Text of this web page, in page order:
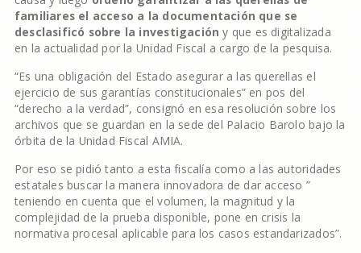
familiares el acceso a la documentación que se
desclasificó sobre la investigación y que es digitalizada
en la actualidad por la Unidad Fiscal a cargo de la pesquisa.
“Es una obligación del Estado asegurar a las querellas el
ejercicio de sus garantías constitucionales” en pos del
“derecho a la verdad”, consignó en esa resolución sobre los
archivos que se guardan en la sede del Palacio Barolo bajo la
órbita de la Unidad Fiscal AMIA.
Por eso se pidió tanto a esta fiscalía como a las autoridades
estatales buscar la manera innovadora de dar acceso ”
teniendo en cuenta que el volumen, la magnitud y la
complejidad de la prueba disponible, pone en crisis la
normativa procesal aplicable para los casos estandarizados”.